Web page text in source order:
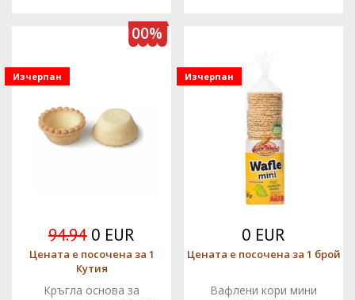
100%
Изчерпан
94.940 EUR
Цената е посочена за 1
Кутия
Кръгла основа за
Изчерпан
0 EUR
Цената е посочена за 1 брой
Вафлени кори мини